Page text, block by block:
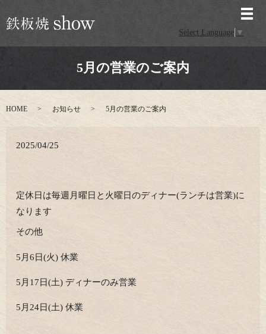
メ
Select Language ▼
5月の営業のご案内
HOME お知らせ 5月の営業のご案内
2025/04/25
定休日は毎週月曜日と火曜日のディナー(ランチは営業)に
なります
その他
5月6日(火) 休業
5月17日(土) ディナーのみ営業
5月24日(土) 休業